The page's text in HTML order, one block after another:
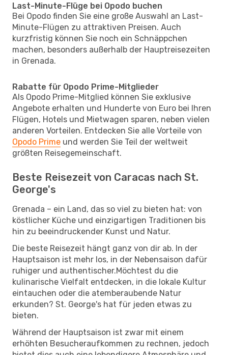
Last-Minute-Flüge bei Opodo buchen
Bei Opodo finden Sie eine große Auswahl an Last-
Minute-Flügen zu attraktiven Preisen. Auch
kurzfristig können Sie noch ein Schnäppchen
machen, besonders außerhalb der Hauptreisezeiten
in Grenada.
Rabatte für Opodo Prime-Mitglieder
Als Opodo Prime-Mitglied können Sie exklusive
Angebote erhalten und Hunderte von Euro bei Ihren
Flügen, Hotels und Mietwagen sparen, neben vielen
anderen Vorteilen. Entdecken Sie alle Vorteile von
Opodo Prime und werden Sie Teil der weltweit
größten Reisegemeinschaft.
Beste Reisezeit von Caracas nach St.
George's
Grenada – ein Land, das so viel zu bieten hat: von
köstlicher Küche und einzigartigen Traditionen bis
hin zu beeindruckender Kunst und Natur.
Die beste Reisezeit hängt ganz von dir ab. In der
Hauptsaison ist mehr los, in der Nebensaison dafür
ruhiger und authentischer.Möchtest du die
kulinarische Vielfalt entdecken, in die lokale Kultur
eintauchen oder die atemberaubende Natur
erkunden? St. George's hat für jeden etwas zu
bieten.
Während der Hauptsaison ist zwar mit einem
erhöhten Besucheraufkommen zu rechnen, jedoch